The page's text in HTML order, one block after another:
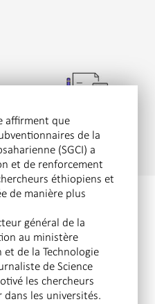
affirment que
de la
(SGCI) a
et de renforcement
éthiopiens et
de manière plus
général de la
au ministère
de la Technologie
de Science
les chercheurs
les universités.